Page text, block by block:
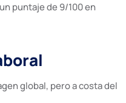
puntaje de 9/100 en
global, pero a costa del